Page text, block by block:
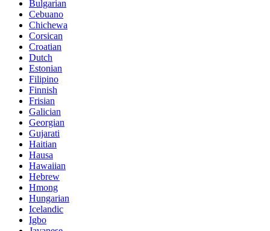
Bulgarian
Cebuano
Chichewa
Corsican
Croatian
Dutch
Estonian
Filipino
Finnish
Frisian
Galician
Georgian
Gujarati
Haitian
Hausa
Hawaiian
Hebrew
Hmong
Hungarian
Icelandic
Igbo